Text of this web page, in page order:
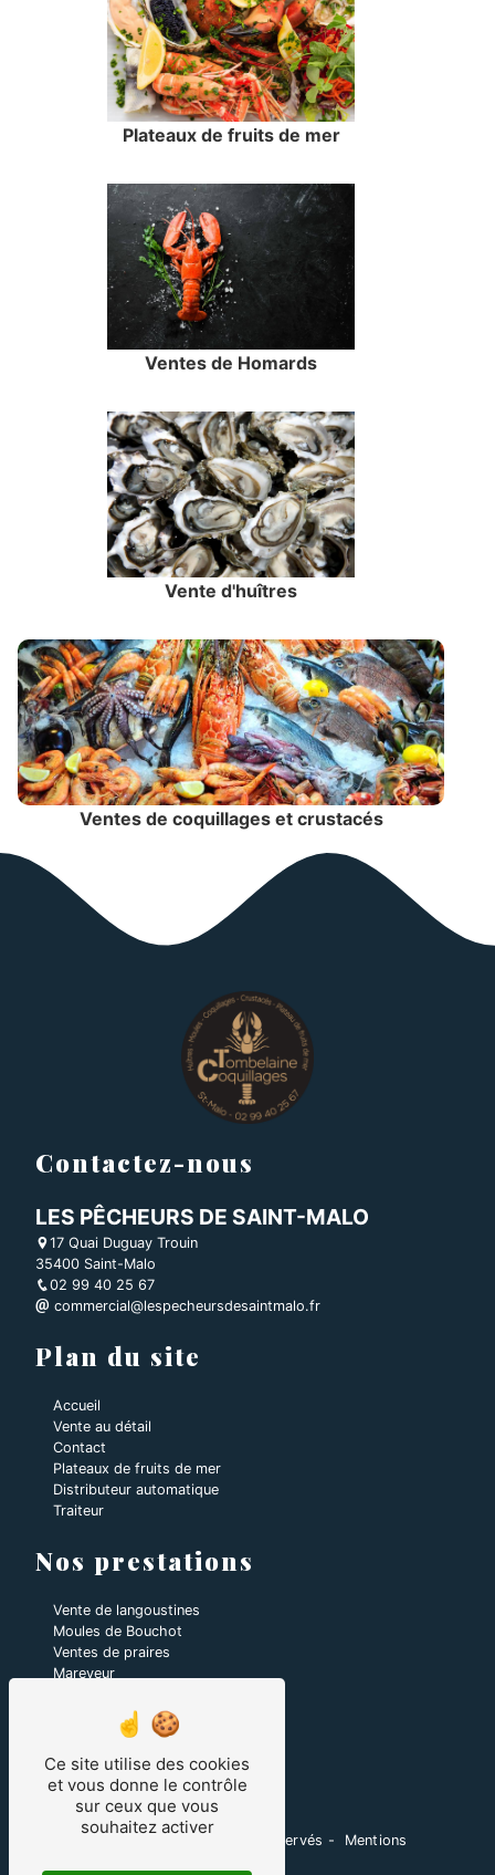
Plateaux de fruits de mer
Ventes de Homards
Vente d'huîtres
Ventes de coquillages et crustacés
Contactez-nous
LES PÊCHEURS DE SAINT-MALO
17 Quai Duguay Trouin
35400 Saint-Malo
02 99 40 25 67
commercial@lespecheursdesaintmalo.fr
Plan du site
Accueil
Vente au détail
Contact
Plateaux de fruits de mer
Distributeur automatique
Traiteur
Nos prestations
Vente de langoustines
Moules de Bouchot
Ventes de praires
Mareyeur
Plateaux de fruits de mer
Ventes de Homards
Vente d'huîtres
Ventes de coquillages et crustacés
- 2026 - Tous droits réservés -
Mentions
Ce site utilise des cookies
et vous donne le contrôle
sur ceux que vous
souhaitez activer